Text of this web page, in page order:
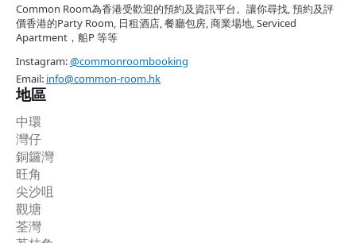
Common Room為香港受歡迎的預約及資訊平台。讓你尋找, 預約及評
價香港的Party Room, 日租酒店, 餐廳包房, 商業場地, Serviced
Apartment，船P 等等
Instagram:@commonroombooking
Email: info@common-room.hk
地區
中環
灣仔
銅鑼灣
旺角
尖沙咀
觀塘
荃灣